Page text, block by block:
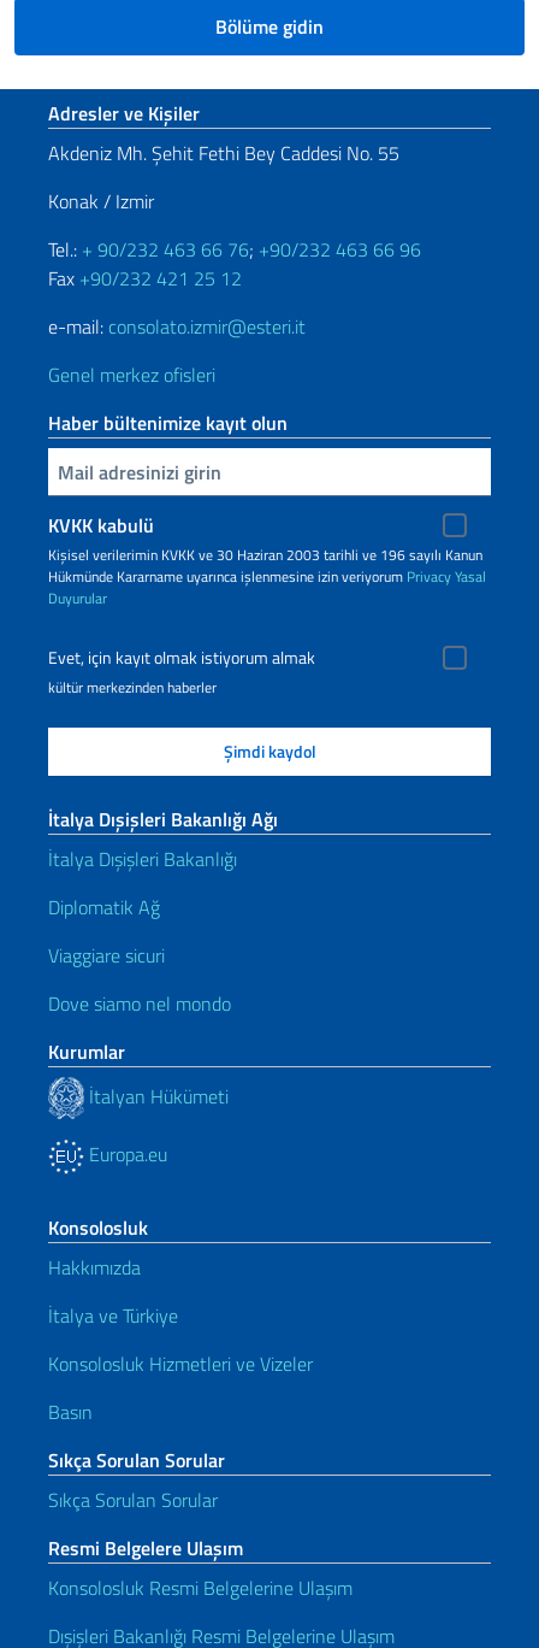
Bölüme gidin
Footer section
Adresler ve Kişiler
Akdeniz Mh. Şehit Fethi Bey Caddesi No. 55
Konak / Izmir
Tel.: + 90/232 463 66 76; +90/232 463 66 96
Fax +90/232 421 25 12
e-mail: consolato.izmir@esteri.it
Genel merkez ofisleri
Haber bültenimize kayıt olun
Inserisci la tua email
KVKK kabulü
Kişisel verilerimin KVKK ve 30 Haziran 2003 tarihli ve 196 sayılı Kanun
Hükmünde Kararname uyarınca işlenmesine izin veriyorum PrivacyYasal
Duyurular
Evet, için kayıt olmak istiyorum almak
kültür merkezinden haberler
İtalya Dışişleri Bakanlığı Ağı
İtalya Dışişleri Bakanlığı
Diplomatik Ağ
Viaggiare sicuri
Dove siamo nel mondo
Kurumlar
İtalyan Hükümeti
Europa.eu
Konsolosluk
Hakkımızda
İtalya ve Türkiye
Konsolosluk Hizmetleri ve Vizeler
Basın
Sıkça Sorulan Sorular
Sıkça Sorulan Sorular
Resmi Belgelere Ulaşım
Konsolosluk Resmi Belgelerine Ulaşım
Dışişleri Bakanlığı Resmi Belgelerine Ulaşım